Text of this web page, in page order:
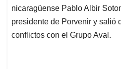
nicaragüense Pablo Albir
presidente de Porvenir y salió
conflictos con el Grupo Aval.